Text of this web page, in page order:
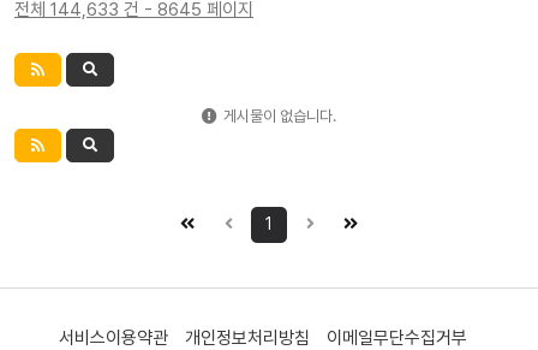
전체 144,633 건 - 8645 페이지
게시물이 없습니다.
1
서비스이용약관 개인정보처리방침
이메일무단수집거부